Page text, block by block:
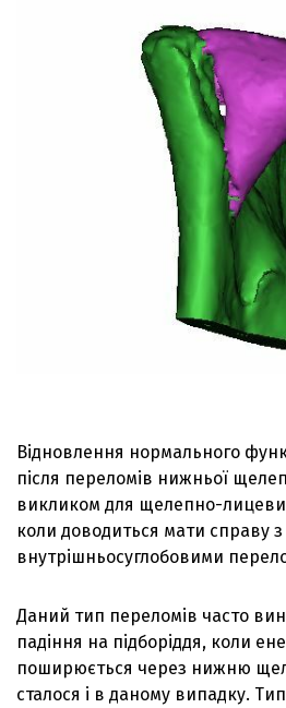
Відновлення нормального
після переломів нижньої
викликом для щелепно-
коли доводиться мати справу з
внутрішньосуглобовими
Даний тип переломів часто
падіння на підборіддя, коли
поширюється через нижню
сталося і в даному випадку.